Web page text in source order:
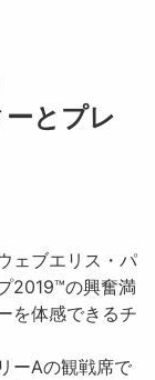
とプレ
ェブエリス・パ
2019™の興奮満
を体感できるチ
ーAの観戦席で